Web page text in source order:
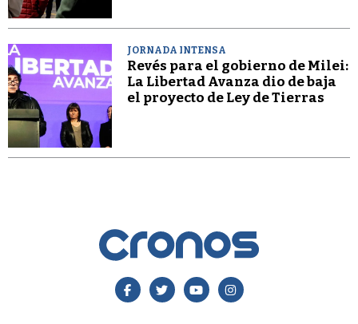
JORNADA INTENSA
Revés para el gobierno de Milei:
La Libertad Avanza dio de baja
el proyecto de Ley de Tierras